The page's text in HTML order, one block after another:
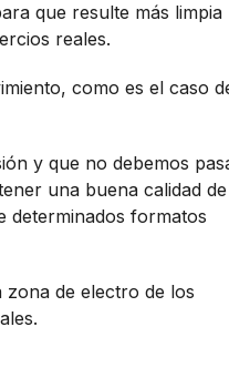
que resulte más limpia
reales.
como es el caso
y que no debemos
una buena calidad de
determinados formatos
zona de electro de los